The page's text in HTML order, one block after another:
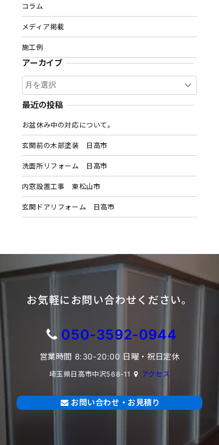
コラム
メディア掲載
施工例
アーカイブ
ア
ー
カ
ブ
最近の投稿
お盆休み中の対応について。
玄関前の木部塗装 日高市
洗面所リフォーム 日高市
内窓設置工事 東松山市
玄関ドアリフォーム 日高市
お気軽にお問い合わせください。
050-3592-0944
営業時間 8:30-20:00 日曜・祝日定休
埼玉県日高市中沢568-11 アクセス
お問い合わせ・お見積り